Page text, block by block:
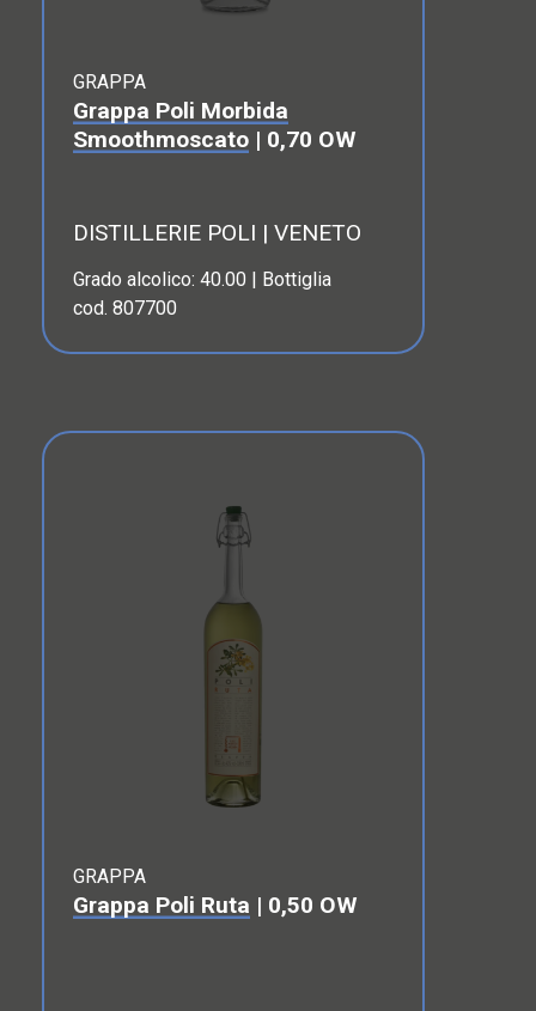
GRAPPA
Grappa Poli Morbida
Smoothmoscato | 0,70 OW
DISTILLERIE POLI | VENETO
Grado alcolico: 40.00 | Bottiglia
cod. 807700
GRAPPA
Grappa Poli Ruta | 0,50 OW